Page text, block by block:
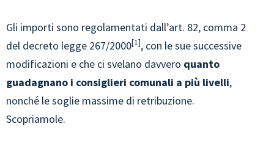
Gli importi sono regolamentati dall’art. 82, comma 2
del decreto legge 267/2000 1 , con le sue successive
modificazioni e che ci svelano davvero quanto
guadagnano i consiglieri comunali a più livelli,
nonché le soglie massime di retribuzione.
Scopriamole.